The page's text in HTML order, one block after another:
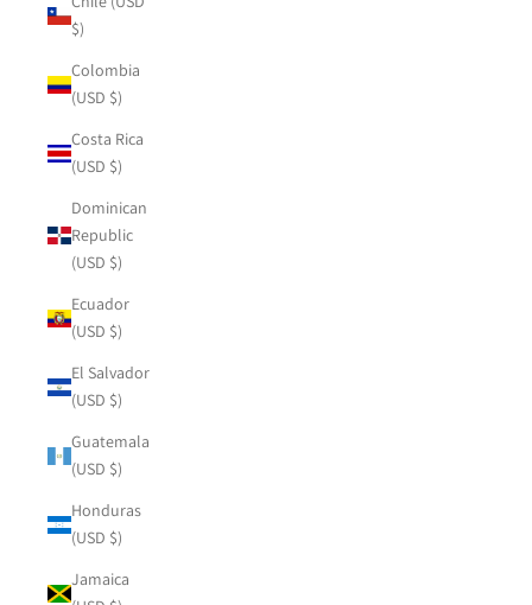
$)
Colombia
(USD $)
Costa Rica
(USD $)
Dominican
Republic
(USD $)
Ecuador
(USD $)
El Salvador
(USD $)
Guatemala
(USD $)
Honduras
(USD $)
Jamaica